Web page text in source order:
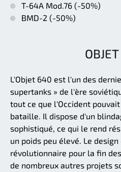
T-64A Mod.76 (-50%)
BMD-2 (-50%)
L'Objet 640 est l'un des
supertanks » de l'ère
tout ce que l'Occident
bataille. Il dispose d'un
sophistiqué, ce qui le rend
un poids peu élevé. Le
révolutionnaire pour la fin
de nombreux autres projets